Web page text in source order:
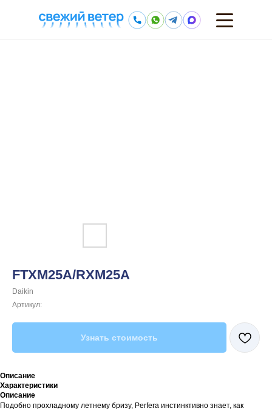
FTXM25A/RXM25A
Daikin
Артикул:
Узнать стоимость
Описание
Характеристики
Описание
Подобно прохладному летнему бризу, Perfera инстинктивно знает, как